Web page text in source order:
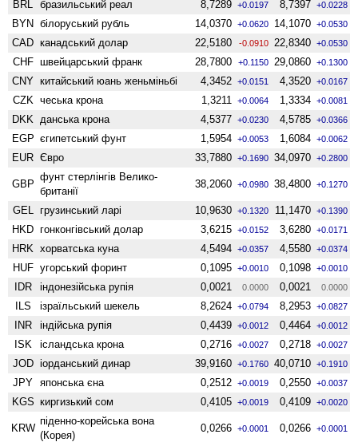
BRL бразильський реал 8,7289 +0.0197 8,7397 +0.0228
BYN білоруський рубль 14,0370 +0.0620 14,1070 +0.0530
CAD канадський долар 22,5180 -0.0910 22,8340 +0.0530
CHF швейцарський франк 28,7800 +0.1150 29,0860 +0.1300
CNY китайський юань женьмiньбi 4,3452 +0.0151 4,3520 +0.0167
CZK чеська крона 1,3211 +0.0064 1,3334 +0.0081
DKK данська крона 4,5377 +0.0230 4,5785 +0.0366
EGP єгипетський фунт 1,5954 +0.0053 1,6084 +0.0062
EUR Євро 33,7880 +0.1690 34,0970 +0.2800
GBP
фунт стерлінгів Велико­
британії
38,2060 +0.0980 38,4800 +0.1270
GEL грузинський ларі 10,9630 +0.1320 11,1470 +0.1390
HKD гонконгівський долар 3,6215 +0.0152 3,6280 +0.0171
HRK хорватська куна 4,5494 +0.0357 4,5580 +0.0374
HUF угорський форинт 0,1095 +0.0010 0,1098 +0.0010
IDR індонезійська рупія 0,0021 0.0000 0,0021 0.0000
ILS ізраїльський шекель 8,2624 +0.0794 8,2953 +0.0827
INR індійська рупія 0,4439 +0.0012 0,4464 +0.0012
ISK ісландська крона 0,2716 +0.0027 0,2718 +0.0027
JOD іорданський динар 39,9160 +0.1760 40,0710 +0.1910
JPY японська єна 0,2512 +0.0019 0,2550 +0.0037
KGS киргизький сом 0,4105 +0.0019 0,4109 +0.0020
KRW
піденно-корейська вона
(Корея)
0,0266 +0.0001 0,0266 +0.0001